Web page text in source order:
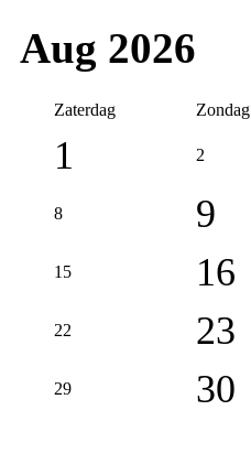
Aug 2026
Zaterdag Zondag
1 2
8 9
15 16
22 23
29 30